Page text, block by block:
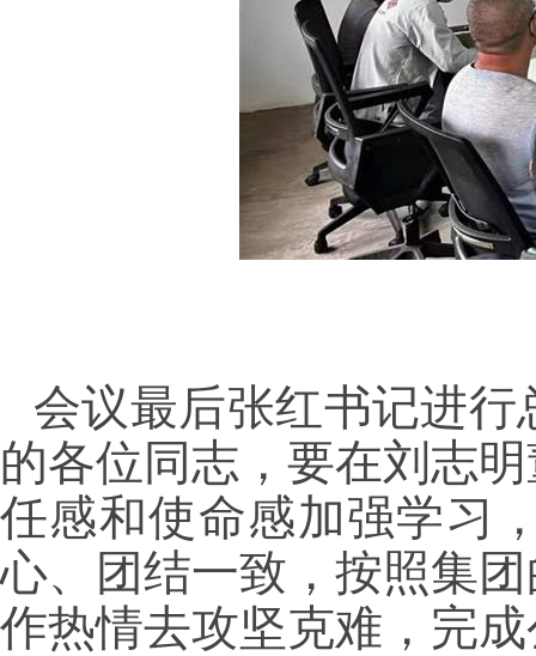
会议最后张红书记进
的各位同志，要在刘志
任感和使命感加强学习
心、团结一致，按照集
作热情去攻坚克难，完